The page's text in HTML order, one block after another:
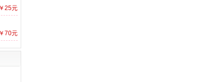
￥25元
￥70元